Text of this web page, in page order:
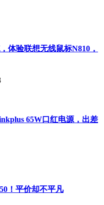
体验联想无线鼠标N810，
65W口红电源，出差
！平价却不平凡